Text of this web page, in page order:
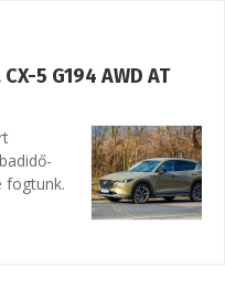
5 G194 AWD AT
fogtunk.